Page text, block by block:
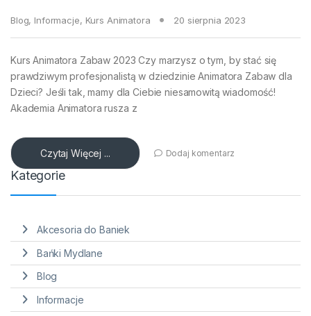
Blog, Informacje, Kurs Animatora 20 sierpnia 2023
Kurs Animatora Zabaw 2023 Czy marzysz o tym, by stać się
prawdziwym profesjonalistą w dziedzinie Animatora Zabaw dla
Dzieci? Jeśli tak, mamy dla Ciebie niesamowitą wiadomość!
Akademia Animatora rusza z
Czytaj Więcej ... Dodaj komentarz
Kategorie
Akcesoria do Baniek
Bańki Mydlane
Blog
Informacje